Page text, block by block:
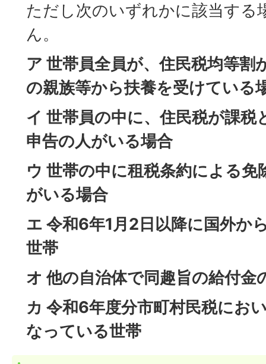
ただし次のいずれかに該当する
ん。
ア 世帯員全員が、住民税均等割
の親族等から扶養を受けている
イ 世帯員の中に、住民税が課
申告の人がいる場合
ウ 世帯の中に租税条約による
がいる場合
エ 令和6年1月2日以降に国外か
世帯
オ 他の自治体で同趣旨の給付
カ 令和6年度分市町村民税にお
なっている世帯